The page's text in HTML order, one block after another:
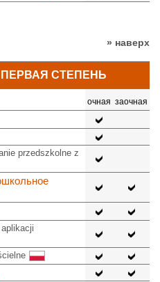
» наверх
СТЕПЕНЬ
очная заочная
przedszkolne z